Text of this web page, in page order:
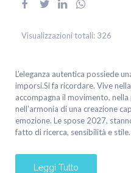
Visualizzazioni totali: 326
L’eleganza autentica possiede
imporsi.Si fa ricordare. Vive
accompagna il movimento,
nell’armonia di una creazione
emozione. Le spose 2027,
fatto di ricerca, sensibilità e
Leggi Tutto